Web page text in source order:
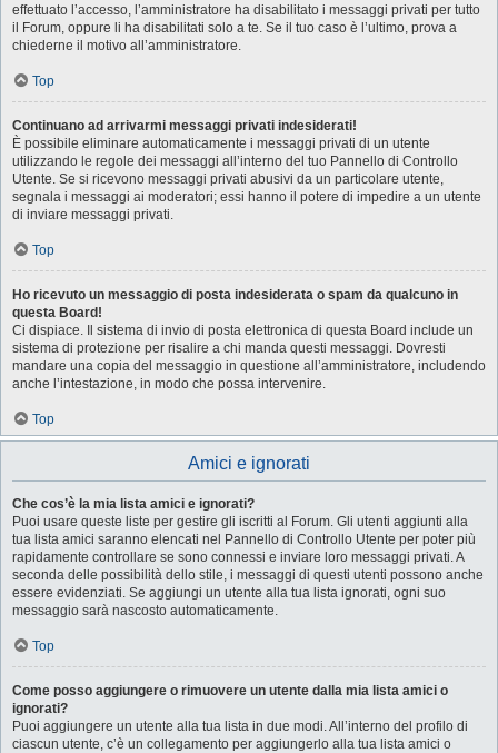
effettuato l’accesso, l’amministratore ha disabilitato i messaggi privati per tutto
il Forum, oppure li ha disabilitati solo a te. Se il tuo caso è l’ultimo, prova a
chiederne il motivo all’amministratore.
Top
Continuano ad arrivarmi messaggi privati indesiderati!
È possibile eliminare automaticamente i messaggi privati ​​di un utente
utilizzando le regole dei messaggi all’interno del tuo Pannello di Controllo
Utente. Se si ricevono messaggi privati ​​abusivi da un particolare utente,
segnala i messaggi ai moderatori; essi hanno il potere di impedire a un utente
di inviare messaggi privati​​.
Top
Ho ricevuto un messaggio di posta indesiderata o spam da qualcuno in
questa Board!
Ci dispiace. Il sistema di invio di posta elettronica di questa Board include un
sistema di protezione per risalire a chi manda questi messaggi. Dovresti
mandare una copia del messaggio in questione all’amministratore, includendo
anche l’intestazione, in modo che possa intervenire.
Top
Amici e ignorati
Che cos’è la mia lista amici e ignorati?
Puoi usare queste liste per gestire gli iscritti al Forum. Gli utenti aggiunti alla
tua lista amici saranno elencati nel Pannello di Controllo Utente per poter più
rapidamente controllare se sono connessi e inviare loro messaggi privati. A
seconda delle possibilità dello stile, i messaggi di questi utenti possono anche
essere evidenziati. Se aggiungi un utente alla tua lista ignorati, ogni suo
messaggio sarà nascosto automaticamente.
Top
Come posso aggiungere o rimuovere un utente dalla mia lista amici o
ignorati?
Puoi aggiungere un utente alla tua lista in due modi. All’interno del profilo di
ciascun utente, c’è un collegamento per aggiungerlo alla tua lista amici o